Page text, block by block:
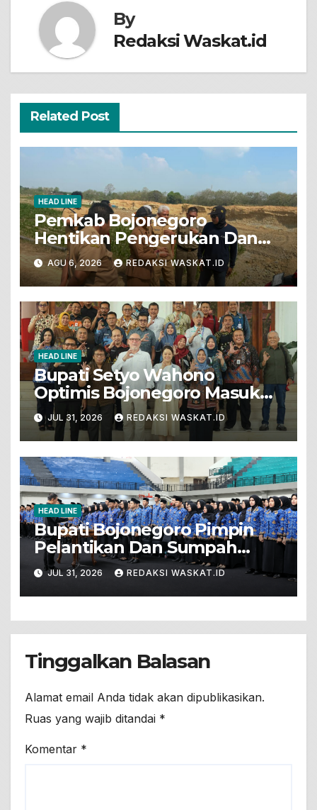
By
Redaksi Waskat.id
Related Post
HEAD LINE
Pemkab Bojonegoro
Hentikan Pengerukan Dan
Penjualan Tanah Dari Lahan
Pertanian
AGU 6, 2026 REDAKSI WASKAT.ID
HEAD LINE
Bupati Setyo Wahono
Optimis Bojonegoro Masuk
Unesco Global Geopark
JUL 31, 2026 REDAKSI WASKAT.ID
HEAD LINE
Bupati Bojonegoro Pimpin
Pelantikan Dan Sumpah
Jabatan 571 PNS Baru. Ini
Pesannya!
JUL 31, 2026 REDAKSI WASKAT.ID
Tinggalkan Balasan
Alamat email Anda tidak akan dipublikasikan.
Ruas yang wajib ditandai *
Komentar *